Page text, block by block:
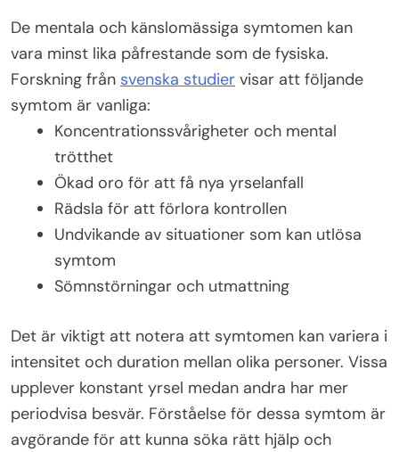
De mentala och känslomässiga symtomen kan
vara minst lika påfrestande som de fysiska.
Forskning från svenska studier visar att följande
symtom är vanliga:
Koncentrationssvårigheter och mental
trötthet
Ökad oro för att få nya yrselanfall
Rädsla för att förlora kontrollen
Undvikande av situationer som kan utlösa
symtom
Sömnstörningar och utmattning
Det är viktigt att notera att symtomen kan variera i
intensitet och duration mellan olika personer. Vissa
upplever konstant yrsel medan andra har mer
periodvisa besvär. Förståelse för dessa symtom är
avgörande för att kunna söka rätt hjälp och